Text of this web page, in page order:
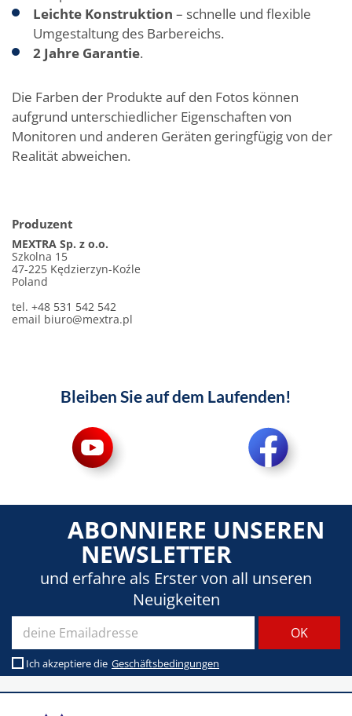
Leichte Konstruktion – schnelle und flexible
Umgestaltung des Barbereichs.
2 Jahre Garantie.
Die Farben der Produkte auf den Fotos können
aufgrund unterschiedlicher Eigenschaften von
Monitoren und anderen Geräten geringfügig von der
Realität abweichen.
Produzent
MEXTRA Sp. z o.o.
Szkolna 15
47-225 Kędzierzyn-Koźle
Poland
tel. +48 531 542 542
email biuro@mextra.pl
Bleiben Sie auf dem Laufenden!
ABONNIERE UNSEREN
NEWSLETTER
und erfahre als Erster von all unseren
Neuigkeiten
Ich akzeptiere die Geschäftsbedingungen